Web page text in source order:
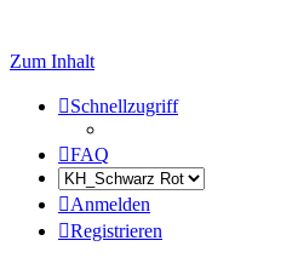
Zum Inhalt
Schnellzugriff
FAQ
Anmelden
Registrieren